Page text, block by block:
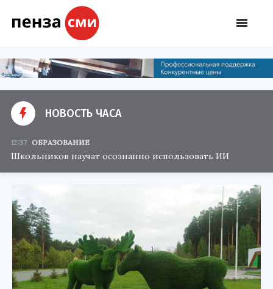
НОВОСТЬ ЧАСА
12:37 ОБРАЗОВАНИЕ
Школьников научат осознанно использовать ИИ